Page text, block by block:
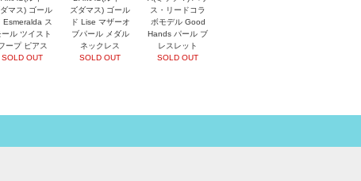
マス) ゴール
Esmeralda ス
ール ツイスト
ープ ピアス
SOLD OUT
ズダマス) ゴール
ド Lise マザーオ
ブパール メダル
ネックレス
SOLD OUT
ス・リードコラ
ボモデル Good
Hands パール ブ
レスレット
SOLD OUT